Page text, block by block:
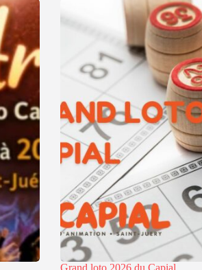
Grand loto 2026 du Capial